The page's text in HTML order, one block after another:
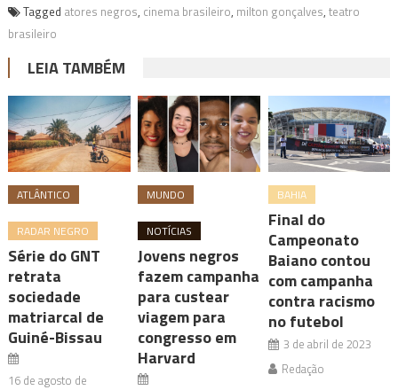
Tagged atores negros, cinema brasileiro, milton gonçalves, teatro
brasileiro
LEIA TAMBÉM
ATLÂNTICO
RADAR NEGRO
Série do GNT
retrata
sociedade
matriarcal de
Guiné-Bissau
16 de agosto de
MUNDO
NOTÍCIAS
Jovens negros
fazem campanha
para custear
viagem para
congresso em
Harvard
BAHIA
Final do
Campeonato
Baiano contou
com campanha
contra racismo
no futebol
3 de abril de 2023
Redação